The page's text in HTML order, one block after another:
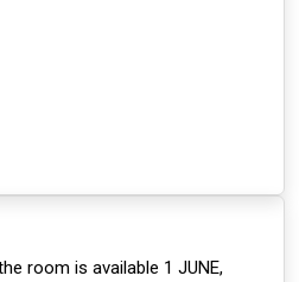
room is available 1 JUNE,